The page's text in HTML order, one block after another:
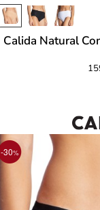
Calida Natural
-30%